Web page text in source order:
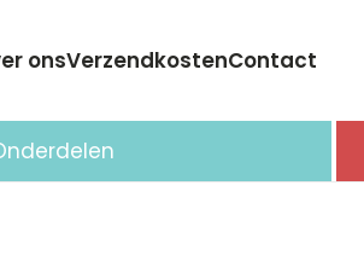
onsVerzendkostenContact